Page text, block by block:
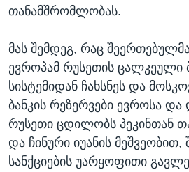
თანამშრომლობას.
მას შემდეგ, რაც
ევროპამ რუსეთის ცალკეული
სისტემიდან ჩახსნეს და
ბანკის რეზერვები ევროსა
რუსეთი ცდილობს პეკინთან
და ჩინური იუანის მეშვეობით,
სანქციების უარყოფითი